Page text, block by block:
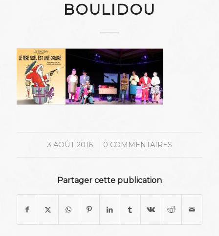
BOULIDOU
3 AOÛT 2016
/ 0 COMMENTAIRES
Partager cette publication